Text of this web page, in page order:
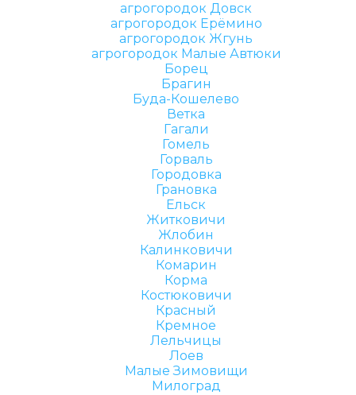
агрогородок Довск
агрогородок Ерёмино
агрогородок Жгунь
агрогородок Малые Автюки
Борец
Брагин
Буда-Кошелево
Ветка
Гагали
Гомель
Горваль
Городовка
Грановка
Ельск
Житковичи
Жлобин
Калинковичи
Комарин
Корма
Костюковичи
Красный
Кремное
Лельчицы
Лоев
Малые Зимовищи
Милоград